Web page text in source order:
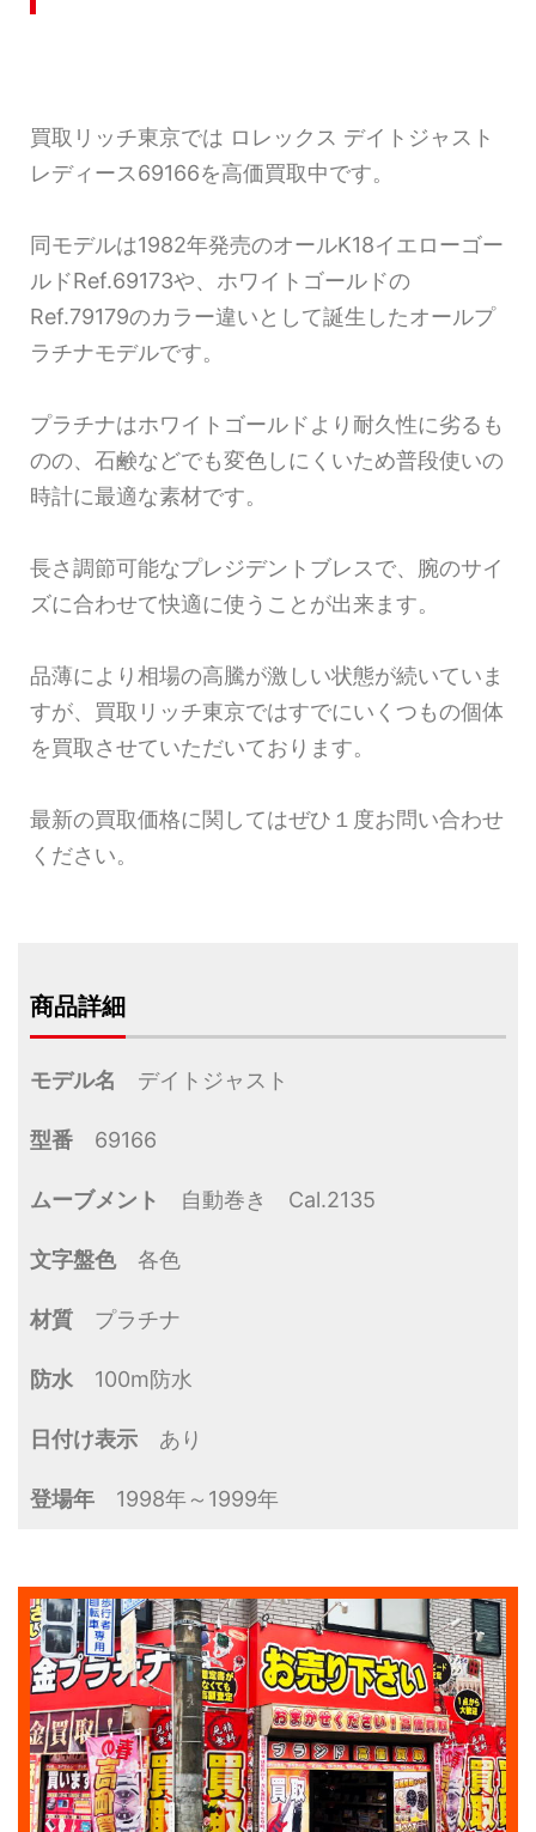
買取リッチ東京では ロレックス デイトジャスト
レディース69166を高価買取中です。
同モデルは1982年発売のオールK18イエローゴー
ルドRef.69173や、ホワイトゴールドの
Ref.79179のカラー違いとして誕生したオールプ
ラチナモデルです。
プラチナはホワイトゴールドより耐久性に劣るも
のの、石鹸などでも変色しにくいため普段使いの
時計に最適な素材です。
長さ調節可能なプレジデントブレスで、腕のサイ
ズに合わせて快適に使うことが出来ます。
品薄により相場の高騰が激しい状態が続いていま
すが、買取リッチ東京ではすでにいくつもの個体
を買取させていただいております。
最新の買取価格に関してはぜひ１度お問い合わせ
ください。
商品詳細
モデル名 デイトジャスト
型番 69166
ムーブメント 自動巻き Cal.2135
文字盤色各色
材質 プラチナ
防水 100m防水
日付け表示 あり
登場年 1998年～1999年